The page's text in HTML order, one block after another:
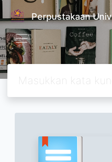
Perpustakaan